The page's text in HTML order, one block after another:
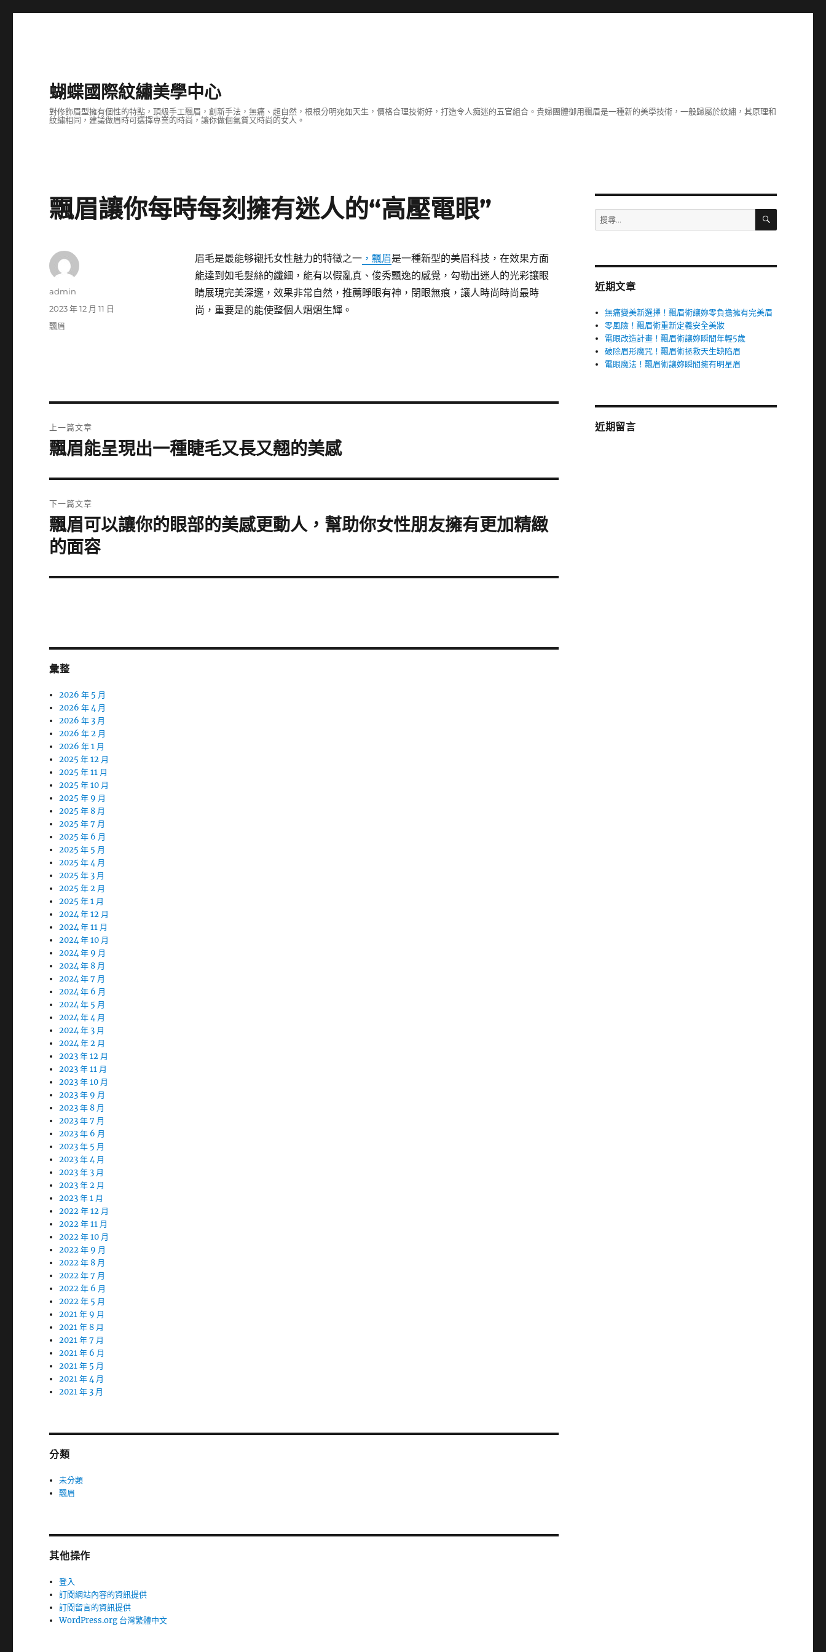
蝴蝶國際紋繡美學中心
對修飾眉型擁有個性的特點，頂級手工飄眉，創新手法，無痛、超自然，根根分明宛如天生，價格合理技術好，打造令人痴迷的五官組合。貴婦團體御用飄眉是一種新的美學技術，一般歸屬於紋繡，其原理和
紋繡相同，建議做眉時可選擇專業的時尚，讓你做個氣質又時尚的女人。
飄眉讓你每時每刻擁有迷人的“高壓電眼”
眉毛是最能够襯托女性魅力的特徵之一，飄眉是一種新型的美眉科技，在效果方面
能達到如毛髮絲的纖細，能有以假亂真、俊秀飄逸的感覺，勾勒出迷人的光彩讓眼
睛展現完美深邃，效果非常自然，推薦睜眼有神，閉眼無痕，讓人時尚時尚最時
尚，重要是的能使整個人熠熠生輝。
作
admin
發
佈
2023 年 12 月 11 日
分
飄眉
章
上一篇文章
上
篇
文
章:
飄眉能呈現出一種睫毛又長又翹的美感
下一篇文章
下
一
篇
文
飄眉可以讓你的眼部的美感更動人，幫助你女性朋友擁有更加精緻
的面容
彙整
2026 年 5 月
2026 年 4 月
2026 年 3 月
2026 年 2 月
2026 年 1 月
2025 年 12 月
2025 年 11 月
2025 年 10 月
2025 年 9 月
2025 年 8 月
2025 年 7 月
2025 年 6 月
2025 年 5 月
2025 年 4 月
2025 年 3 月
2025 年 2 月
2025 年 1 月
2024 年 12 月
2024 年 11 月
2024 年 10 月
2024 年 9 月
2024 年 8 月
2024 年 7 月
2024 年 6 月
2024 年 5 月
2024 年 4 月
2024 年 3 月
2024 年 2 月
2023 年 12 月
2023 年 11 月
2023 年 10 月
2023 年 9 月
2023 年 8 月
2023 年 7 月
2023 年 6 月
2023 年 5 月
2023 年 4 月
2023 年 3 月
2023 年 2 月
2023 年 1 月
2022 年 12 月
2022 年 11 月
2022 年 10 月
2022 年 9 月
2022 年 8 月
2022 年 7 月
2022 年 6 月
2022 年 5 月
2021 年 9 月
2021 年 8 月
2021 年 7 月
2021 年 6 月
2021 年 5 月
2021 年 4 月
2021 年 3 月
分類
未分類
飄眉
其他操作
登入
訂閱網站內容的資訊提供
訂閱留言的資訊提供
WordPress.org 台灣繁體中文
搜
尋
字:
搜
近期文章
無痛變美新選擇！飄眉術讓妳零負擔擁有完美眉
零風險！飄眉術重新定義安全美妝
電眼改造計畫！飄眉術讓妳瞬間年輕5歲
破除眉形魔咒！飄眉術拯救天生缺陷眉
電眼魔法！飄眉術讓妳瞬間擁有明星眉
近期留言